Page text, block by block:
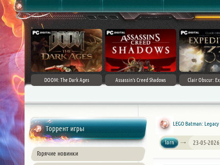
DOOM: The Dark Ages Assassin's Creed Shadows Clair Obscur:
Торрент игры
Горячие новинки
LEGO Batman:
lorn 23-05-